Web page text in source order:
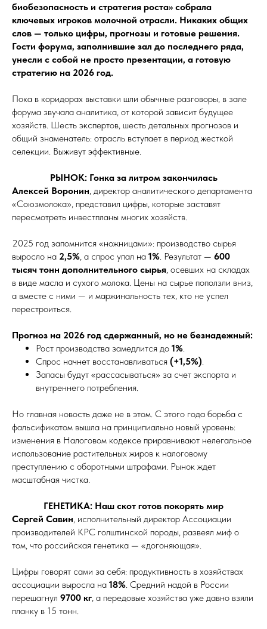
биобезопасность и стратегия роста» собрала
ключевых игроков молочной отрасли. Никаких общих
слов — только цифры, прогнозы и готовые решения.
Гости форума, заполнившие зал до последнего ряда,
унесли с собой не просто презентации, а готовую
стратегию на 2026 год.
Пока в коридорах выставки шли обычные разговоры, в зале
форума звучала аналитика, от которой зависит будущее
хозяйств. Шесть экспертов, шесть детальных прогнозов и
общий знаменатель: отрасль вступает в период жесткой
селекции. Выживут эффективные.
РЫНОК: Гонка за литром закончилась
Алексей Воронин, директор аналитического департамента
«Союзмолока», представил цифры, которые заставят
пересмотреть инвестпланы многих хозяйств.
2025 год запомнится «ножницами»: производство сырья
выросло на 2,5%, а спрос упал на 1%. Результат — 600
тысяч тонн дополнительного сырья, осевших на складах
в виде масла и сухого молока. Цены на сырье поползли вниз,
а вместе с ними — и маржинальность тех, кто не успел
перестроиться.
Прогноз на 2026 год сдержанный, но не безнадежный:
Рост производства замедлится до 1%.
Спрос начнет восстанавливаться (+1,5%).
Запасы будут «рассасываться» за счет экспорта и
внутреннего потребления.
Но главная новость даже не в этом. С этого года борьба с
фальсификатом вышла на принципиально новый уровень:
изменения в Налоговом кодексе приравнивают нелегальное
использование растительных жиров к налоговому
преступлению с оборотными штрафами. Рынок ждет
масштабная чистка.
ГЕНЕТИКА: Наш скот готов покорять мир
Сергей Савин, исполнительный директор Ассоциации
производителей КРС голштинской породы, развеял миф о
том, что российская генетика — «догоняющая».
Цифры говорят сами за себя: продуктивность в хозяйствах
ассоциации выросла на 18%. Средний надой в России
перешагнул 9700 кг, а передовые хозяйства уже давно взяли
планку в 15 тонн.